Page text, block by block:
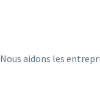
Nous aidons les